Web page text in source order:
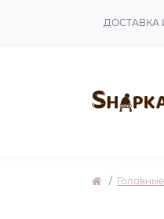
ДОСТАВКА